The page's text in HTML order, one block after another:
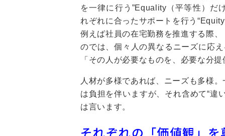
を一律に行う”Equality（平等性）だ
れぞれに合ったサポートを行う
例えば社員の在宅勤務を推進する際
のでは、個々人の異なるニーズに応
「その人が必要なものを、必要な分
人材が多様であれば、ニーズも多様
は負担を伴いますが、それ含めて“違
は言います。
それぞれの「価値観」